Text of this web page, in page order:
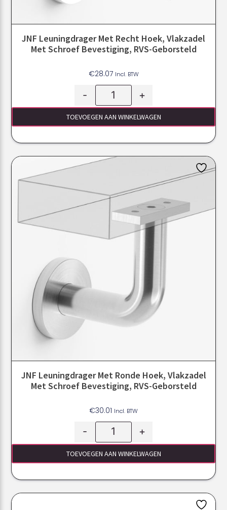
JNF Leuningdrager Met Recht Hoek, Vlakzadel
Met Schroef Bevestiging, RVS-Geborsteld
€28.07 Incl. BTW
- +
TOEVOEGEN AAN WINKELWAGEN
JNF Leuningdrager Met Ronde Hoek, Vlakzadel
Met Schroef Bevestiging, RVS-Geborsteld
€30.01 Incl. BTW
- +
TOEVOEGEN AAN WINKELWAGEN